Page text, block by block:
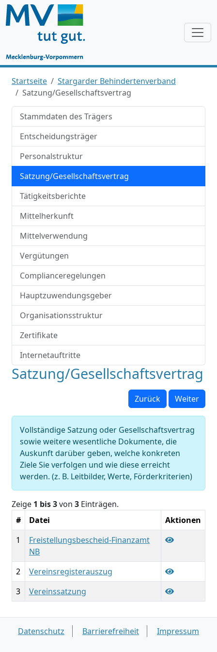
Startseite
Stargarder Behindertenverband
Satzung/Gesellschaftsvertrag
Stammdaten des Trägers
Entscheidungsträger
Personalstruktur
Satzung/Gesellschaftsvertrag
Tätigkeitsberichte
Mittelherkunft
Mittelverwendung
Vergütungen
Complianceregelungen
Hauptzuwendungsgeber
Organisationsstruktur
Zertifikate
Internetauftritte
Satzung/Gesellschaftsvertrag
Zurück Weiter
Vollständige Satzung oder Gesellschaftsvertrag
sowie weitere wesentliche Dokumente, die
Auskunft darüber geben, welche konkreten
Ziele Sie verfolgen und wie diese erreicht
werden. (z. B. Leitbilder, Werte, Förderkriterien)
Zeige 1 bis 3von 3 Einträgen.
#
Datei
Aktionen
1
Freistellungsbescheid-Finanzamt
NB
2
Vereinsregisterauszug
3
Vereinssatzung
Datenschutz Barrierefreiheit Impressum